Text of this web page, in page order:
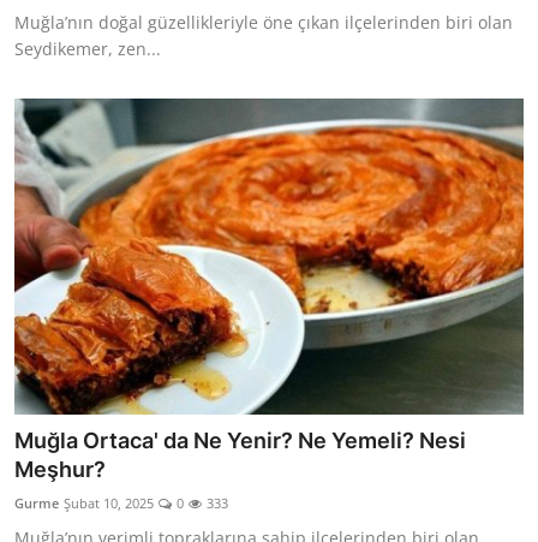
Muğla’nın doğal güzellikleriyle öne çıkan ilçelerinden biri olan
Seydikemer, zen...
Muğla Ortaca' da Ne Yenir? Ne Yemeli? Nesi
Meşhur?
Gurme Şubat 10, 2025 0 333